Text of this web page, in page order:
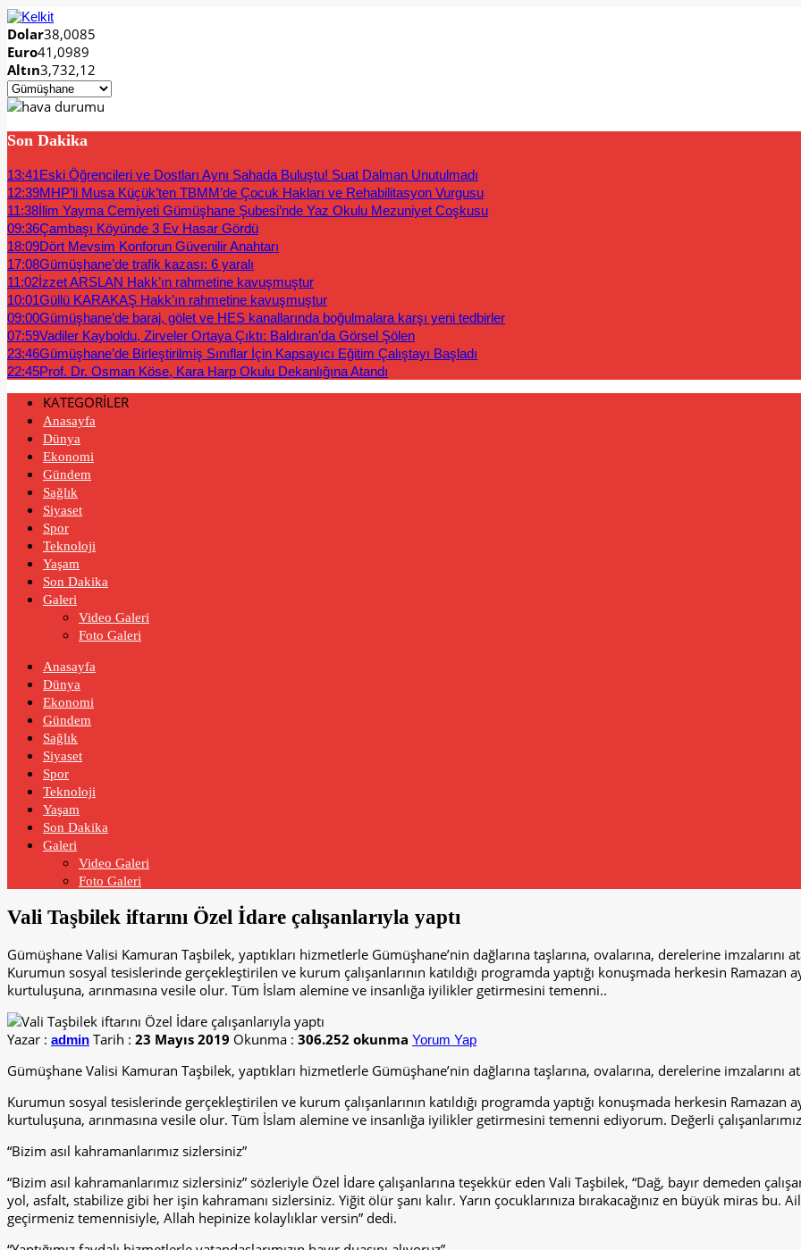
Dolar38,0085
Euro41,0989
Altın3,732,12
Son Dakika
13:41Eski Öğrencileri ve Dostları Aynı Sahada Buluştu! Suat Dalman Unutulmadı
12:39MHP’li Musa Küçük’ten TBMM’de Çocuk Hakları ve Rehabilitasyon Vurgusu
11:38İlim Yayma Cemiyeti Gümüşhane Şubesi’nde Yaz Okulu Mezuniyet Coşkusu
09:36Çambaşı Köyünde 3 Ev Hasar Gördü
18:09Dört Mevsim Konforun Güvenilir Anahtarı
17:08Gümüşhane’de trafik kazası: 6 yaralı
11:02İzzet ARSLAN Hakk’ın rahmetine kavuşmuştur
10:01Güllü KARAKAŞ Hakk’ın rahmetine kavuşmuştur
09:00Gümüşhane’de baraj, gölet ve HES kanallarında boğulmalara karşı yeni tedbirler
07:59Vadiler Kayboldu, Zirveler Ortaya Çıktı: Baldıran’da Görsel Şölen
23:46Gümüşhane’de Birleştirilmiş Sınıflar İçin Kapsayıcı Eğitim Çalıştayı Başladı
22:45Prof. Dr. Osman Köse, Kara Harp Okulu Dekanlığına Atandı
KATEGORİLER
Anasayfa
Dünya
Ekonomi
Gündem
Sağlık
Siyaset
Spor
Teknoloji
Yaşam
Son Dakika
Galeri
Video Galeri
Foto Galeri
Anasayfa
Dünya
Ekonomi
Gündem
Sağlık
Siyaset
Spor
Teknoloji
Yaşam
Son Dakika
Galeri
Video Galeri
Foto Galeri
Vali Taşbilek iftarını Özel İdare çalışanlarıyla yaptı
Gümüşhane Valisi Kamuran Taşbilek, yaptıkları hizmetlerle Gümüşhane’nin dağlarına taşlarına, ovalarına, derelerine
Kurumun sosyal tesislerinde gerçekleştirilen ve kurum çalışanlarının katıldığı programda yaptığı konuşmada herkesin Ramazan
kurtuluşuna, arınmasına vesile olur. Tüm İslam alemine ve insanlığa iyilikler getirmesini temenni..
Yazar : admin Tarih : 23 Mayıs 2019 Okunma : 306.252 okunma Yorum Yap
Gümüşhane Valisi Kamuran Taşbilek, yaptıkları hizmetlerle Gümüşhane’nin dağlarına taşlarına, ovalarına, derelerine
Kurumun sosyal tesislerinde gerçekleştirilen ve kurum çalışanlarının katıldığı programda yaptığı konuşmada herkesin Ramazan
kurtuluşuna, arınmasına vesile olur. Tüm İslam alemine ve insanlığa iyilikler getirmesini temenni ediyorum. Değerli
“Bizim asıl kahramanlarımız sizlersiniz”
“Bizim asıl kahramanlarımız sizlersiniz” sözleriyle Özel İdare çalışanlarına teşekkür eden Vali Taşbilek, “Dağ, bayır demeden
yol, asfalt, stabilize gibi her işin kahramanı sizlersiniz. Yiğit ölür şanı kalır. Yarın çocuklarınıza bırakacağınız en büyük miras bu.
geçirmeniz temennisiyle, Allah hepinize kolaylıklar versin” dedi.